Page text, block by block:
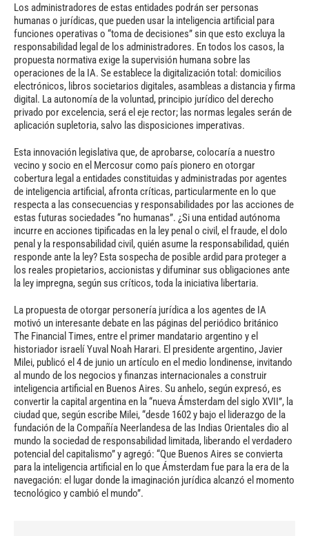
Los administradores de estas entidades podrán ser personas
humanas o jurídicas, que pueden usar la inteligencia artificial para
funciones operativas o “toma de decisiones” sin que esto excluya la
responsabilidad legal de los administradores. En todos los casos, la
propuesta normativa exige la supervisión humana sobre las
operaciones de la IA. Se establece la digitalización total: domicilios
electrónicos, libros societarios digitales, asambleas a distancia y firma
digital. La autonomía de la voluntad, principio jurídico del derecho
privado por excelencia, será el eje rector; las normas legales serán de
aplicación supletoria, salvo las disposiciones imperativas.
Esta innovación legislativa que, de aprobarse, colocaría a nuestro
vecino y socio en el Mercosur como país pionero en otorgar
cobertura legal a entidades constituidas y administradas por agentes
de inteligencia artificial, afronta críticas, particularmente en lo que
respecta a las consecuencias y responsabilidades por las acciones de
estas futuras sociedades “no humanas”. ¿Si una entidad autónoma
incurre en acciones tipificadas en la ley penal o civil, el fraude, el dolo
penal y la responsabilidad civil, quién asume la responsabilidad, quién
responde ante la ley? Esta sospecha de posible ardid para proteger a
los reales propietarios, accionistas y difuminar sus obligaciones ante
la ley impregna, según sus críticos, toda la iniciativa libertaria.
La propuesta de otorgar personería jurídica a los agentes de IA
motivó un interesante debate en las páginas del periódico británico
The Financial Times, entre el primer mandatario argentino y el
historiador israelí Yuval Noah Harari. El presidente argentino, Javier
Milei, publicó el 4 de junio un artículo en el medio londinense, invitando
al mundo de los negocios y finanzas internacionales a construir
inteligencia artificial en Buenos Aires. Su anhelo, según expresó, es
convertir la capital argentina en la “nueva Ámsterdam del siglo XVII”, la
ciudad que, según escribe Milei, “desde 1602 y bajo el liderazgo de la
fundación de la Compañía Neerlandesa de las Indias Orientales dio al
mundo la sociedad de responsabilidad limitada, liberando el verdadero
potencial del capitalismo” y agregó: “Que Buenos Aires se convierta
para la inteligencia artificial en lo que Ámsterdam fue para la era de la
navegación: el lugar donde la imaginación jurídica alcanzó el momento
tecnológico y cambió el mundo”.